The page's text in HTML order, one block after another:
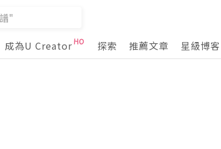
成為U Creator 探索 推薦文章 星級博客